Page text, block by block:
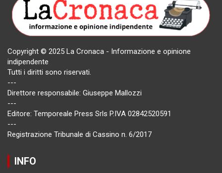
Copyright © 2025 La Cronaca - Informazione e opinione
indipendente
Tutti i diritti sono riservati.
---
Direttore responsabile: Giuseppe Mallozzi
---
Editore: Temporeale Press Srls P.IVA 02842520591
---
Registrazione Tribunale di Cassino n. 6/2017
INFO